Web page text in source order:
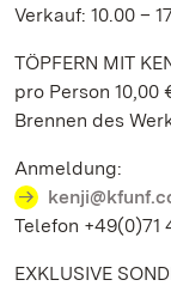
Verkauf: 10.00 –
TÖPFERN MIT
pro Person 10,00
Brennen des
Anmeldung:
Telefon +49(0)71
EXKLUSIVE